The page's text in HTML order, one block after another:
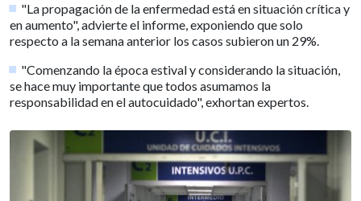
"La propagación de la enfermedad está en situación crítica y
en aumento", advierte el informe, exponiendo que solo
respecto a la semana anterior los casos subieron un 29%.
"Comenzando la época estival y considerando la situación,
se hace muy importante que todos asumamos la
responsabilidad en el autocuidado", exhortan expertos.